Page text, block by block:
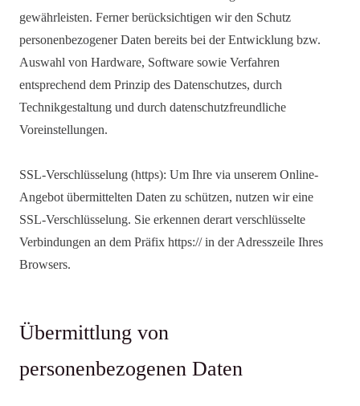
gewährleisten. Ferner berücksichtigen wir den Schutz
personenbezogener Daten bereits bei der Entwicklung bzw.
Auswahl von Hardware, Software sowie Verfahren
entsprechend dem Prinzip des Datenschutzes, durch
Technikgestaltung und durch datenschutzfreundliche
Voreinstellungen.
SSL-Verschlüsselung (https): Um Ihre via unserem Online-
Angebot übermittelten Daten zu schützen, nutzen wir eine
SSL-Verschlüsselung. Sie erkennen derart verschlüsselte
Verbindungen an dem Präfix https:// in der Adresszeile Ihres
Browsers.
Übermittlung von
personenbezogenen Daten